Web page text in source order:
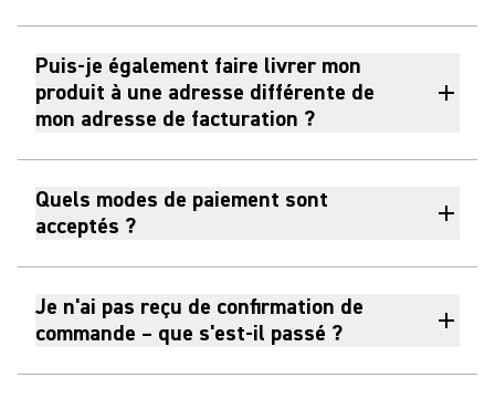
Puis-je également faire livrer mon
produit à une adresse différente de
mon adresse de facturation ?
Quels modes de paiement sont
acceptés ?
Je n'ai pas reçu de confirmation de
commande – que s'est-il passé ?